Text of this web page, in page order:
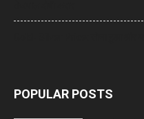
POPULAR POSTS